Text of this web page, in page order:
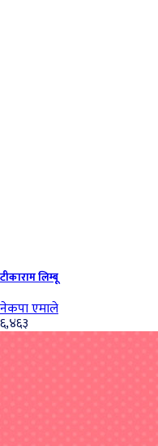
टीकाराम लिम्बू
नेकपा एमाले
६,४६३